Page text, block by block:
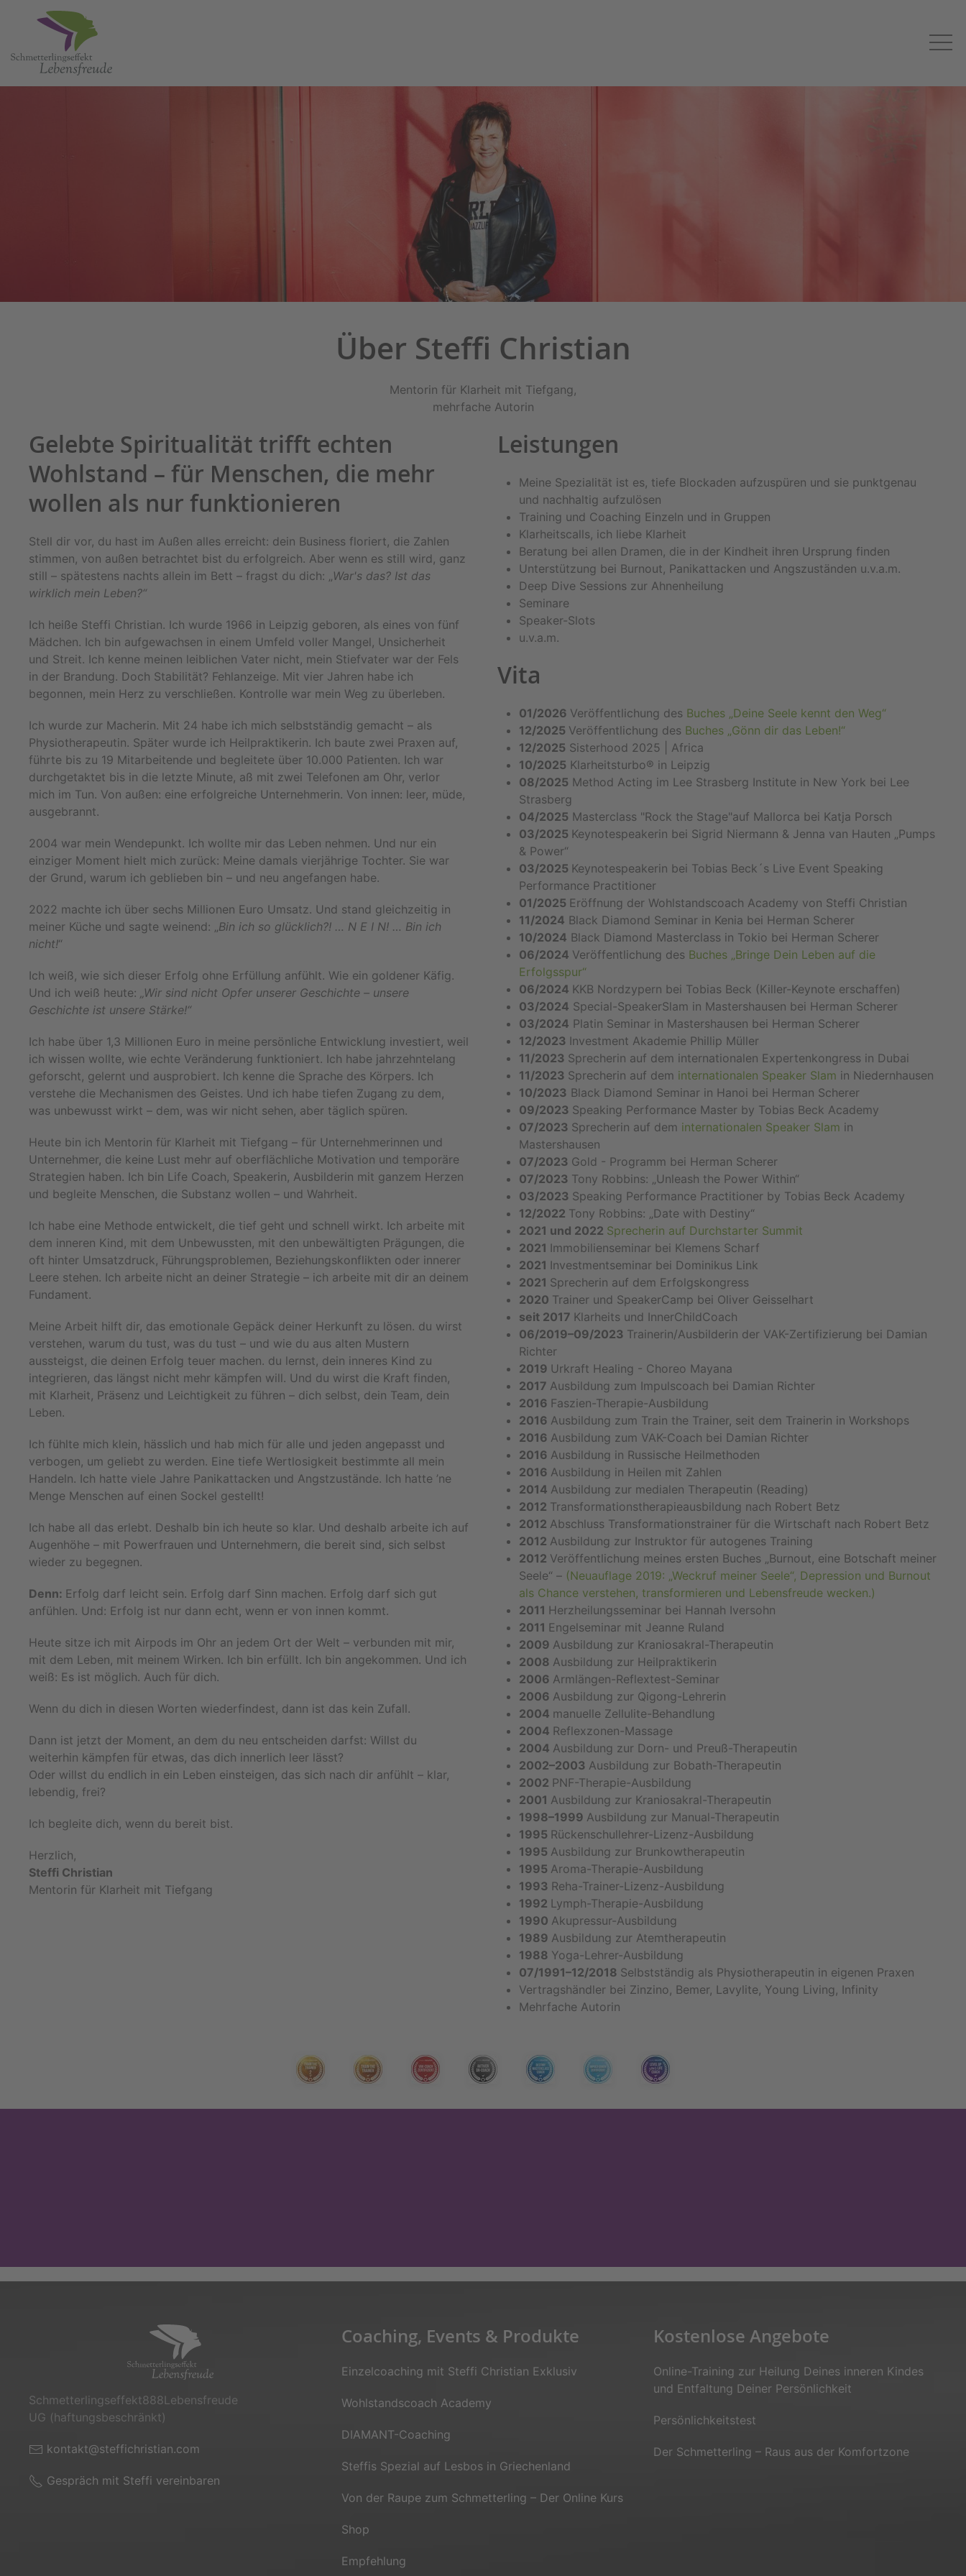
Über Steffi Christian
Mentorin für Klarheit mit Tiefgang,
mehrfache Autorin
Gelebte Spiritualität trifft echten
Wohlstand – für Menschen, die mehr
wollen als nur funktionieren
Stell dir vor, du hast im Außen alles erreicht: dein Business floriert, die Zahlen
stimmen, von außen betrachtet bist du erfolgreich. Aber wenn es still wird, ganz
still – spätestens nachts allein im Bett – fragst du dich: „War's das? Ist das
wirklich mein Leben?“
Ich heiße Steffi Christian. Ich wurde 1966 in Leipzig geboren, als eines von fünf
Mädchen. Ich bin aufgewachsen in einem Umfeld voller Mangel, Unsicherheit
und Streit. Ich kenne meinen leiblichen Vater nicht, mein Stiefvater war der Fels
in der Brandung. Doch Stabilität? Fehlanzeige. Mit vier Jahren habe ich
begonnen, mein Herz zu verschließen. Kontrolle war mein Weg zu überleben.
Ich wurde zur Macherin. Mit 24 habe ich mich selbstständig gemacht – als
Physiotherapeutin. Später wurde ich Heilpraktikerin. Ich baute zwei Praxen auf,
führte bis zu 19 Mitarbeitende und begleitete über 10.000 Patienten. Ich war
durchgetaktet bis in die letzte Minute, aß mit zwei Telefonen am Ohr, verlor
mich im Tun. Von außen: eine erfolgreiche Unternehmerin. Von innen: leer, müde,
ausgebrannt.
2004 war mein Wendepunkt. Ich wollte mir das Leben nehmen. Und nur ein
einziger Moment hielt mich zurück: Meine damals vierjährige Tochter. Sie war
der Grund, warum ich geblieben bin – und neu angefangen habe.
2022 machte ich über sechs Millionen Euro Umsatz. Und stand gleichzeitig in
meiner Küche und sagte weinend: „Bin ich so glücklich?! … N E I N! … Bin ich
nicht!“
Ich weiß, wie sich dieser Erfolg ohne Erfüllung anfühlt. Wie ein goldener Käfig.
Und ich weiß heute: „Wir sind nicht Opfer unserer Geschichte – unsere
Geschichte ist unsere Stärke!“
Ich habe über 1,3 Millionen Euro in meine persönliche Entwicklung investiert, weil
ich wissen wollte, wie echte Veränderung funktioniert. Ich habe jahrzehntelang
geforscht, gelernt und ausprobiert. Ich kenne die Sprache des Körpers. Ich
verstehe die Mechanismen des Geistes. Und ich habe tiefen Zugang zu dem,
was unbewusst wirkt – dem, was wir nicht sehen, aber täglich spüren.
Heute bin ich Mentorin für Klarheit mit Tiefgang – für Unternehmerinnen und
Unternehmer, die keine Lust mehr auf oberflächliche Motivation und temporäre
Strategien haben. Ich bin Life Coach, Speakerin, Ausbilderin mit ganzem Herzen
und begleite Menschen, die Substanz wollen – und Wahrheit.
Ich habe eine Methode entwickelt, die tief geht und schnell wirkt. Ich arbeite mit
dem inneren Kind, mit dem Unbewussten, mit den unbewältigten Prägungen, die
oft hinter Umsatzdruck, Führungsproblemen, Beziehungskonflikten oder innerer
Leere stehen. Ich arbeite nicht an deiner Strategie – ich arbeite mit dir an deinem
Fundament.
Meine Arbeit hilft dir, das emotionale Gepäck deiner Herkunft zu lösen. du wirst
verstehen, warum du tust, was du tust – und wie du aus alten Mustern
aussteigst, die deinen Erfolg teuer machen. du lernst, dein inneres Kind zu
integrieren, das längst nicht mehr kämpfen will. Und du wirst die Kraft finden,
mit Klarheit, Präsenz und Leichtigkeit zu führen – dich selbst, dein Team, dein
Leben.
Ich fühlte mich klein, hässlich und hab mich für alle und jeden angepasst und
verbogen, um geliebt zu werden. Eine tiefe Wertlosigkeit bestimmte all mein
Handeln. Ich hatte viele Jahre Panikattacken und Angstzustände. Ich hatte ’ne
Menge Menschen auf einen Sockel gestellt!
Ich habe all das erlebt. Deshalb bin ich heute so klar. Und deshalb arbeite ich auf
Augenhöhe – mit Powerfrauen und Unternehmern, die bereit sind, sich selbst
wieder zu begegnen.
Denn: Erfolg darf leicht sein. Erfolg darf Sinn machen. Erfolg darf sich gut
anfühlen. Und: Erfolg ist nur dann echt, wenn er von innen kommt.
Heute sitze ich mit Airpods im Ohr an jedem Ort der Welt – verbunden mit mir,
mit dem Leben, mit meinem Wirken. Ich bin erfüllt. Ich bin angekommen. Und ich
weiß: Es ist möglich. Auch für dich.
Wenn du dich in diesen Worten wiederfindest, dann ist das kein Zufall.
Dann ist jetzt der Moment, an dem du neu entscheiden darfst: Willst du
weiterhin kämpfen für etwas, das dich innerlich leer lässt?
Oder willst du endlich in ein Leben einsteigen, das sich nach dir anfühlt – klar,
lebendig, frei?
Ich begleite dich, wenn du bereit bist.
Herzlich,
Steffi Christian
Mentorin für Klarheit mit Tiefgang
Leistungen
Meine Spezialität ist es, tiefe Blockaden aufzuspüren und sie punktgenau
und nachhaltig aufzulösen
Training und Coaching Einzeln und in Gruppen
Klarheitscalls, ich liebe Klarheit
Beratung bei allen Dramen, die in der Kindheit ihren Ursprung finden
Unterstützung bei Burnout, Panikattacken und Angszuständen u.v.a.m.
Deep Dive Sessions zur Ahnenheilung
Seminare
Speaker-Slots
u.v.a.m.
Vita
01/2026 Veröffentlichung des Buches „Deine Seele kennt den Weg“
12/2025 Veröffentlichung des Buches „Gönn dir das Leben!“
12/2025 Sisterhood 2025 | Africa
10/2025 Klarheitsturbo® in Leipzig
08/2025 Method Acting im Lee Strasberg Institute in New York bei Lee
Strasberg
04/2025 Masterclass "Rock the Stage"auf Mallorca bei Katja Porsch
03/2025 Keynotespeakerin bei Sigrid Niermann & Jenna van Hauten „Pumps
& Power“
03/2025 Keynotespeakerin bei Tobias Beck´s Live Event Speaking
Performance Practitioner
01/2025 Eröffnung der Wohlstandscoach Academy von Steffi Christian
11/2024 Black Diamond Seminar in Kenia bei Herman Scherer
10/2024 Black Diamond Masterclass in Tokio bei Herman Scherer
06/2024 Veröffentlichung des Buches „Bringe Dein Leben auf die
Erfolgsspur“
06/2024 KKB Nordzypern bei Tobias Beck (Killer-Keynote erschaffen)
03/2024 Special-SpeakerSlam in Mastershausen bei Herman Scherer
03/2024 Platin Seminar in Mastershausen bei Herman Scherer
12/2023 Investment Akademie Phillip Müller
11/2023 Sprecherin auf dem internationalen Expertenkongress in Dubai
11/2023 Sprecherin auf dem internationalen Speaker Slam in Niedernhausen
10/2023 Black Diamond Seminar in Hanoi bei Herman Scherer
09/2023 Speaking Performance Master by Tobias Beck Academy
07/2023 Sprecherin auf dem internationalen Speaker Slam in
Mastershausen
07/2023 Gold - Programm bei Herman Scherer
07/2023 Tony Robbins: „Unleash the Power Within“
03/2023 Speaking Performance Practitioner by Tobias Beck Academy
12/2022 Tony Robbins: „Date with Destiny“
2021 und 2022 Sprecherin auf Durchstarter Summit
2021 Immobilienseminar bei Klemens Scharf
2021 Investmentseminar bei Dominikus Link
2021 Sprecherin auf dem Erfolgskongress
2020 Trainer und SpeakerCamp bei Oliver Geisselhart
seit 2017 Klarheits und InnerChildCoach
06/2019–09/2023 Trainerin/Ausbilderin der VAK-Zertifizierung bei Damian
Richter
2019 Urkraft Healing - Choreo Mayana
2017 Ausbildung zum Impulscoach bei Damian Richter
2016 Faszien-Therapie-Ausbildung
2016 Ausbildung zum Train the Trainer, seit dem Trainerin in Workshops
2016 Ausbildung zum VAK-Coach bei Damian Richter
2016 Ausbildung in Russische Heilmethoden
2016 Ausbildung in Heilen mit Zahlen
2014 Ausbildung zur medialen Therapeutin (Reading)
2012 Transformationstherapieausbildung nach Robert Betz
2012 Abschluss Transformationstrainer für die Wirtschaft nach Robert Betz
2012 Ausbildung zur Instruktor für autogenes Training
2012 Veröffentlichung meines ersten Buches „Burnout, eine Botschaft meiner
Seele“ – (Neuauflage 2019: „Weckruf meiner Seele“, Depression und Burnout
als Chance verstehen, transformieren und Lebensfreude wecken.)
2011 Herzheilungsseminar bei Hannah Iversohn
2011 Engelseminar mit Jeanne Ruland
2009 Ausbildung zur Kraniosakral-Therapeutin
2008 Ausbildung zur Heilpraktikerin
2006 Armlängen-Reflextest-Seminar
2006 Ausbildung zur Qigong-Lehrerin
2004 manuelle Zellulite-Behandlung
2004 Reflexzonen-Massage
2004 Ausbildung zur Dorn- und Preuß-Therapeutin
2002–2003 Ausbildung zur Bobath-Therapeutin
2002 PNF-Therapie-Ausbildung
2001 Ausbildung zur Kraniosakral-Therapeutin
1998–1999 Ausbildung zur Manual-Therapeutin
1995 Rückenschullehrer-Lizenz-Ausbildung
1995 Ausbildung zur Brunkowtherapeutin
1995 Aroma-Therapie-Ausbildung
1993 Reha-Trainer-Lizenz-Ausbildung
1992 Lymph-Therapie-Ausbildung
1990 Akupressur-Ausbildung
1989 Ausbildung zur Atemtherapeutin
1988 Yoga-Lehrer-Ausbildung
07/1991–12/2018 Selbstständig als Physiotherapeutin in eigenen Praxen
Vertragshändler bei Zinzino, Bemer, Lavylite, Young Living, Infinity
Mehrfache Autorin
Schmetterlingseffekt888­Lebensfreude
UG (haftungsbeschränkt)
kontakt@steffichristian.com
Gespräch mit Steffi vereinbaren
Coaching, Events & Produkte
Einzelcoaching mit Steffi Christian Exklusiv
Wohlstandscoach Academy
DIAMANT-Coaching
Steffis Spezial auf Lesbos in Griechenland
Von der Raupe zum Schmetterling – Der Online Kurs
Shop
Empfehlung
Kostenlose Angebote
Online-Training zur Heilung Deines inneren Kindes
und Entfaltung Deiner Persönlichkeit
Persönlichkeitstest
Der Schmetterling – Raus aus der Komfortzone